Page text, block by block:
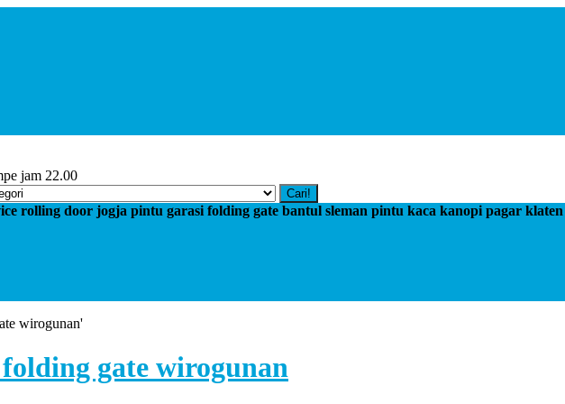
jam 22.00
Cari!
rolling door jogja pintu garasi folding gate bantul sleman pintu kaca kanopi pagar klaten
wirogunan'
folding gate wirogunan